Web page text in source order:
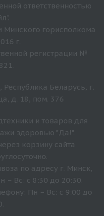
ответственностью
горисполкома
г.
регистрации №
Беларусь, г.
д. 18, пом. 376
и товаров для
здоровью "Да!".
корзину сайта
по адресу г. Минск,
– Вс: с 8:30 до 20:30.
Пн – Вс: с 9:00 до